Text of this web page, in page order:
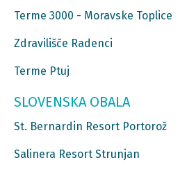
Terme 3000 - Moravske Toplice
Zdravilišče Radenci
Terme Ptuj
SLOVENSKA OBALA
St. Bernardin Resort Portorož
Salinera Resort Strunjan